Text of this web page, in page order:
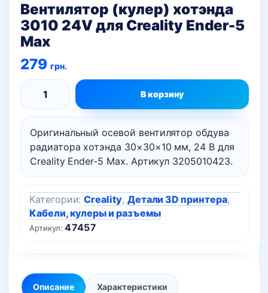
Вентилятор (кулер) хотэнда
3010 24V для Creality Ender-5
Max
279 грн.
Оригинальный осевой вентилятор обдува
радиатора хотэнда 30×30×10 мм, 24 В для
Creality Ender-5 Max. Артикул 3205010423.
Количество
товара
Вентилятор
(кулер)
хотэнда
24V
для
Creality
Max
В корзину
Артикул:47457
Категории:Creality, Детали 3D принтера,
Кабели, кулеры и разъемы
Описание Характеристики